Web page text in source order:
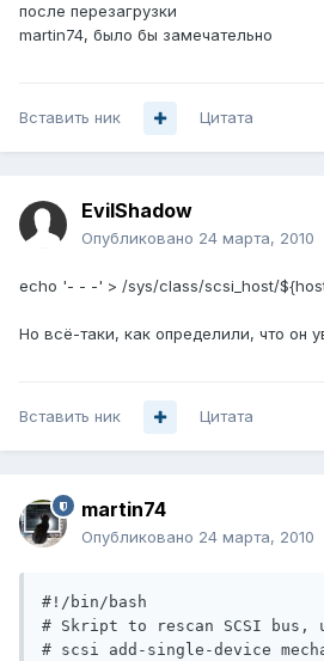
после перезагрузки
martin74, было бы замечательно
Вставить ник Цитата
EvilShadow
Опубликовано 24 марта, 2010
echo '- - -' > /sys/class/scsi_host/
Но всё-таки, как определили, что он
Вставить ник Цитата
martin74
Опубликовано 24 марта, 2010
#!/bin/bash
# Skript to rescan SCSI bus,
# scsi add-single-device